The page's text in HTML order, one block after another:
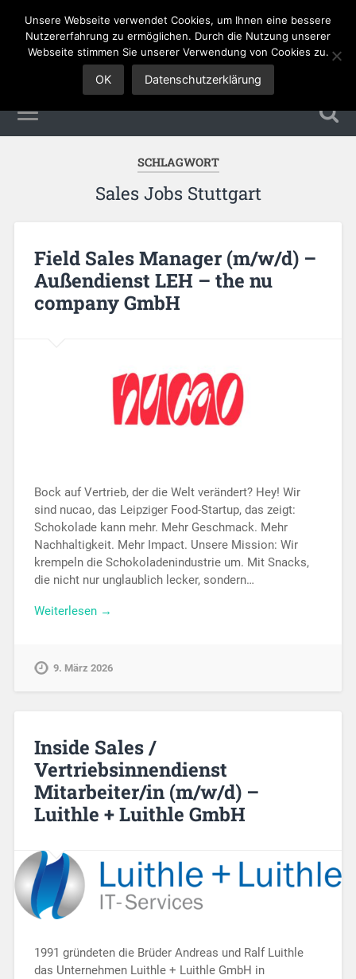
Sales Jobs
SCHLAGWORT
Sales Jobs Stuttgart
Field Sales Manager (m/w/d) –
Außendienst LEH – the nu
company GmbH
Bock auf Vertrieb, der die Welt verändert? Hey! Wir
sind nucao, das Leipziger Food-Startup, das zeigt:
Schokolade kann mehr. Mehr Geschmack. Mehr
Nachhaltigkeit. Mehr Impact. Unsere Mission: Wir
krempeln die Schokoladenindustrie um. Mit Snacks,
die nicht nur unglaublich lecker, sondern…
Weiterlesen →
9. März 2026
Inside Sales /
Vertriebsinnendienst
Mitarbeiter/in (m/w/d) –
Luithle + Luithle GmbH
1991 gründeten die Brüder Andreas und Ralf Luithle
das Unternehmen Luithle + Luithle GmbH in
Unsere Webseite verwendet Cookies, um Ihnen eine bessere
Nutzererfahrung zu ermöglichen. Durch die Nutzung unserer
Webseite stimmen Sie unserer Verwendung von Cookies zu.
OK Datenschutzerklärung